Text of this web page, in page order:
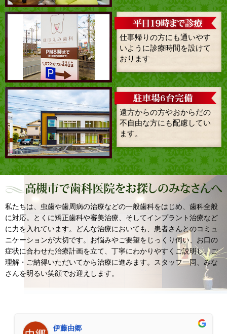
仕事帰りの方にも通いやす
いように診療時間を設けて
おります
遠方からの方やおからだの
不自由な方にも配慮してい
ます。
私たちは、虫歯や歯周病の治療などの一般歯科をはじめ、歯科全般
に対応。とくに矯正歯科や審美治療、そしてインプラント治療など
に力を入れています。どんな治療においても、患者さんとのコミュ
ニケーションが大切です。お悩みやご要望をじっくり伺い、お口の
症状に合わせた治療計画を立て、丁寧にわかりやすくご説明し、ご
理解・ご納得いただいてから治療に進みます。スタッフ一同、みな
さんを明るい笑顔でお迎えします。
伊藤由郷